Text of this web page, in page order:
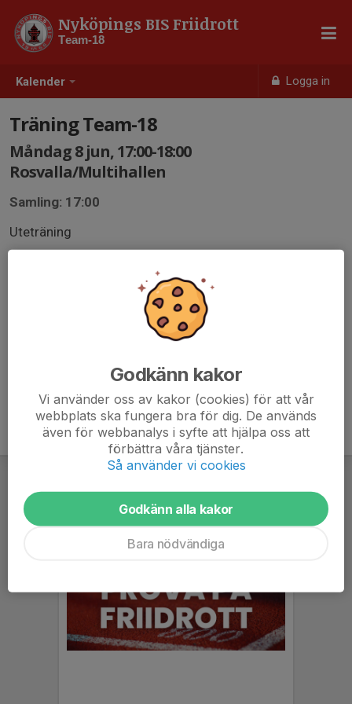
Kalender Logga in
Nyköpings BIS Friidrott
Team-18
Träning Team-18
Måndag 8 jun, 17:00-18:00
Rosvalla/Multihallen
Samling: 17:00
Uteträning
Godkänn kakor
Vi använder oss av kakor (cookies) för att vår
webbplats ska fungera bra för dig. De används
även för webbanalys i syfte att hjälpa oss att
förbättra våra tjänster.
Så använder vi cookies
Godkänn alla kakor
Bara nödvändiga